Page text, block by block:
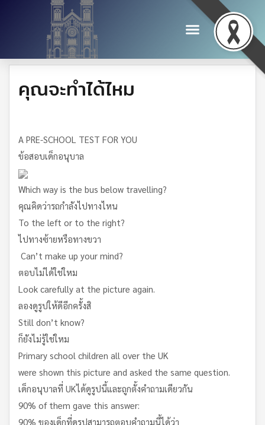
คุณจะทำได้ไหม
A PRE-SCHOOL TEST FOR YOU
ข้อสอบเด็กอนุบาล
Which way is the bus below travelling?
คุณคิดว่ารถกำลังไปทางไหน
To the left or to the right?
ไปทางซ้ายหรือทางขวา
Can’t make up your mind?
ตอบไม่ได้ใช่ใหม
Look carefully at the picture again.
ลองดูรูปให้ดีอีกครั้งสิ
Still don’t know?
ก็ยังไม่รู้ใช่ใหม
Primary school children all over the UK
were shown this picture and asked the same question.
เด็กอนุบาลที่ UKได้ดูรูปนี้และถูกตั้งคำถามเดียวกัน
90% of them gave this answer:
90% ของเด็กที่ดูรูปสามารถตอบคำถามนี้ได้ว่า